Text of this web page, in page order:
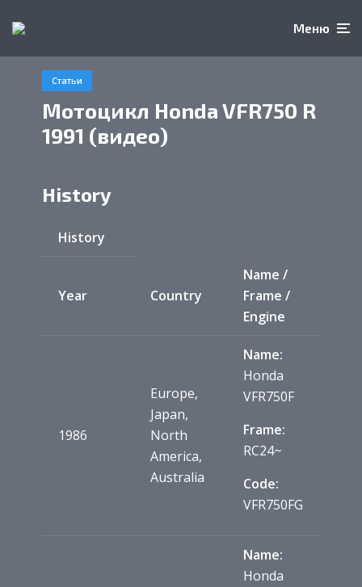
Меню
Статьи
Мотоцикл Honda VFR750 R
1991 (видео)
History
History
Year Country
Name /
Frame /
Engine
1986
Europe,
Japan,
North
America,
Australia
Name:
Honda
VFR750F
Frame:
RC24~
Code:
VFR750FG
Name:
Honda